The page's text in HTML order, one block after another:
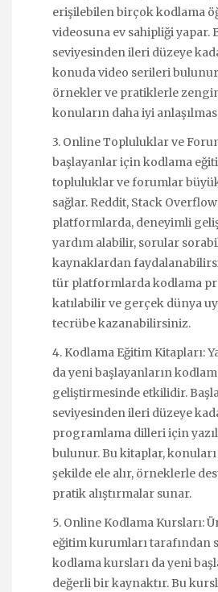
erişilebilen birçok kodlama
videosuna ev sahipliği yapar.
seviyesinden ileri düzeye
konuda video serileri
örnekler ve pratiklerle
konuların daha iyi
3. Online Topluluklar ve
başlayanlar için kodlama
topluluklar ve forumlar
sağlar. Reddit, Stack
platformlarda, deneyimli
yardım alabilir, sorular
kaynaklardan
tür platformlarda kodlama
katılabilir ve gerçek dünya
tecrübe kazanabilirsiniz.
4. Kodlama Eğitim Kitapları:
da yeni başlayanların
geliştirmesinde etkilidir.
seviyesinden ileri düzeye
programlama dilleri için
bulunur. Bu kitaplar,
şekilde ele alır, örneklerle
pratik alıştırmalar sunar.
5. Online Kodlama Kursları:
eğitim kurumları tarafından
kodlama kursları da yeni
değerli bir kaynaktır. Bu